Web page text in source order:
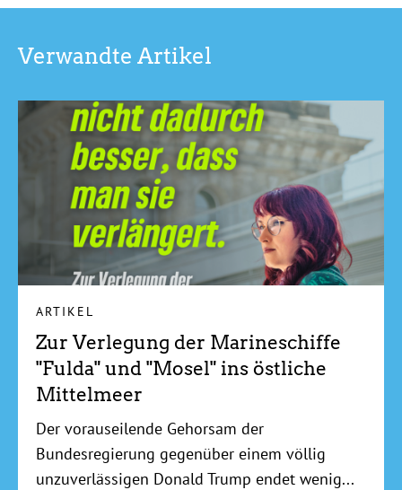
Verwandte Artikel
ARTIKEL
Zur Verlegung der Marineschiffe
"Fulda" und "Mosel" ins östliche
Mittelmeer
Der vorauseilende Gehorsam der
Bundesregierung gegenüber einem völlig
unzuverlässigen Donald Trump endet wenig...